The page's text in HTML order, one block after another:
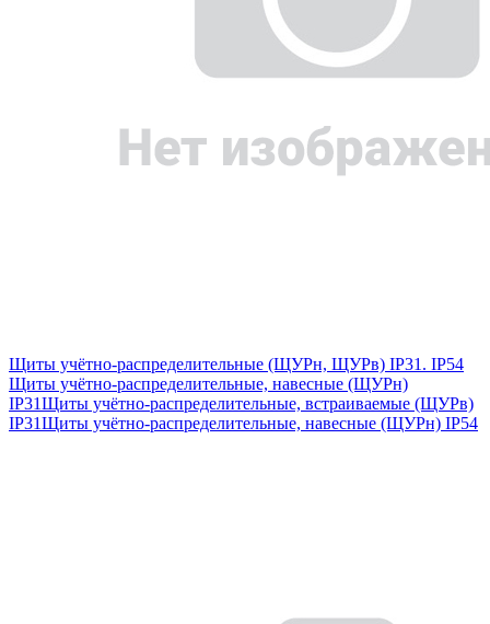
Щиты учётно-распределительные (ЩУРн, ЩУРв) IP31. IP54
Щиты учётно-распределительные, навесные (ЩУРн)
IP31Щиты учётно-распределительные, встраиваемые (ЩУРв)
IP31Щиты учётно-распределительные, навесные (ЩУРн) IP54